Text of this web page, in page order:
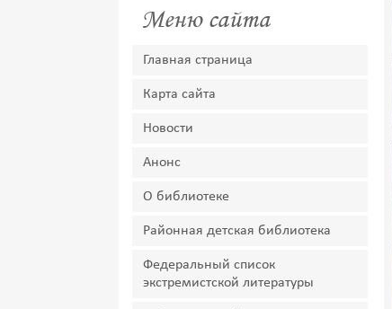
Меню сайта
Главная страница
Карта сайта
Новости
Анонс
О библиотеке
Районная детская библиотека
Федеральный список
экстремистской литературы